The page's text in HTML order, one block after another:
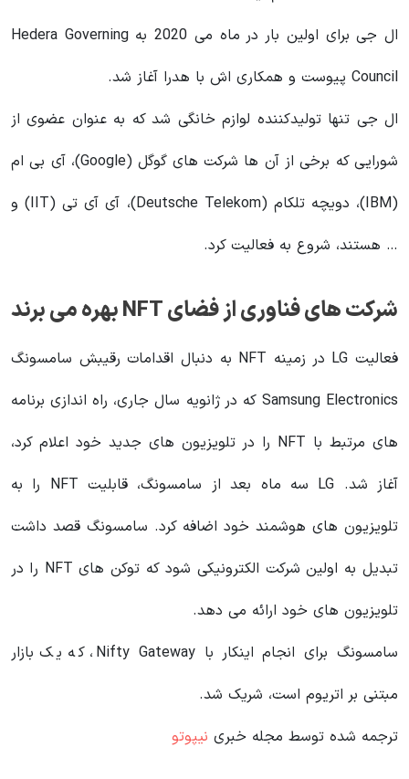
ال جی برای اولین بار در ماه می 2020 به Hedera Governing
Council پیوست و همکاری اش با هدرا آغاز شد.
ال جی تنها تولیدکننده لوازم خانگی شد که به عنوان عضوی از
شورایی که برخی از آن‌ ها شرکت های گوگل (Google)، آی‌ بی‌ ام
(IBM)، دویچه تلکام (Deutsche Telekom)، آی‌ آی‌ تی (IIT) و
… هستند، شروع به فعالیت کرد.
شرکت های فناوری از فضای NFT بهره می برند
فعالیت LG در زمینه NFT به دنبال اقدامات رقیبش سامسونگ
Samsung Electronics که در ژانویه سال جاری، راه اندازی برنامه‌
های مرتبط با NFT را در تلویزیون‌ های جدید خود اعلام کرد،
آغاز شد. LG سه ماه بعد از سامسونگ، قابلیت NFT را به
تلویزیون های هوشمند خود اضافه کرد. سامسونگ قصد داشت
تبدیل به اولین شرکت الکترونیکی شود که توکن های NFT‌ را در
تلویزیون‌ های خود ارائه می دهد.
سامسونگ برای انجام اینکار با Nifty Gateway، که یک بازار
مبتنی بر اتریوم است، شریک شد.
ترجمه شده توسط مجله خبری نیپوتو